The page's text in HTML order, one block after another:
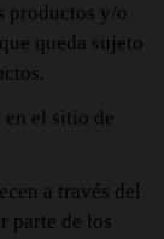
productos y/o
queda sujeto
el sitio de
a través del
parte de los